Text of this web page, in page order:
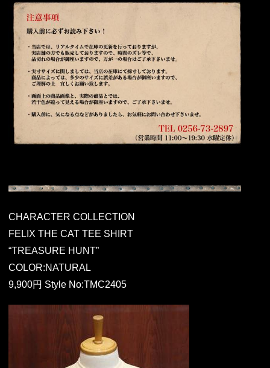
CHARACTER COLLECTION
FELIX THE CAT TEE SHIRT
“TREASURE HUNT”
COLOR:NATURAL
9,900円 Style No:TMC2405